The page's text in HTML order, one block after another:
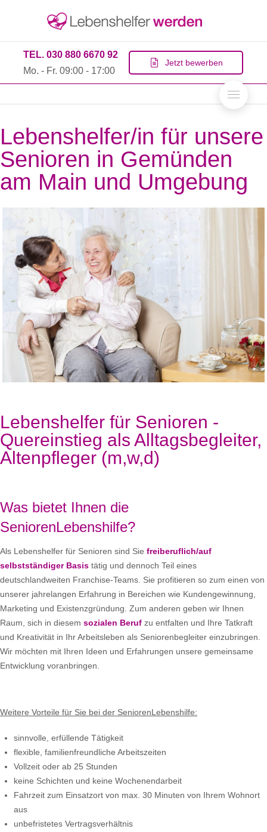
TEL. 030 880 6670 92
Mo. - Fr. 09:00 - 17:00
Jetzt bewerben
Lebenshelfer/in für unsere
Senioren in Gemünden
am Main und Umgebung
Lebenshelfer für Senioren -
Quereinstieg als Alltagsbegleiter,
Altenpfleger (m,w,d)
Was bietet Ihnen die
SeniorenLebenshilfe?
Als Lebenshelfer für Senioren sind Sie freiberuflich/auf
selbstständiger Basis tätig und dennoch Teil eines
deutschlandweiten Franchise-Teams. Sie profitieren so zum einen von
unserer jahrelangen Erfahrung in Bereichen wie Kundengewinnung,
Marketing und Existenzgründung. Zum anderen geben wir Ihnen
Raum, sich in diesem sozialen Beruf zu entfalten und Ihre Tatkraft
und Kreativität in Ihr Arbeitsleben als Seniorenbegleiter einzubringen.
Wir möchten mit Ihren Ideen und Erfahrungen unsere gemeinsame
Entwicklung voranbringen.
Weitere Vorteile für Sie bei der SeniorenLebenshilfe:
sinnvolle, erfüllende Tätigkeit
flexible, familienfreundliche Arbeitszeiten
Vollzeit oder ab 25 Stunden
keine Schichten und keine Wochenendarbeit
Fahrzeit zum Einsatzort von max. 30 Minuten von Ihrem Wohnort
aus
unbefristetes Vertragsverhältnis